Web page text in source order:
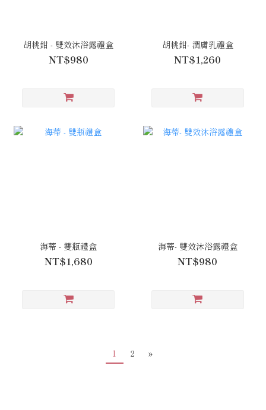
胡桃鉗 - 雙效沐浴露禮盒
NT$980
胡桃鉗- 潤膚乳禮盒
NT$1,260
海蒂 - 雙瓶禮盒
NT$1,680
海蒂- 雙效沐浴露禮盒
NT$980
1 2 »